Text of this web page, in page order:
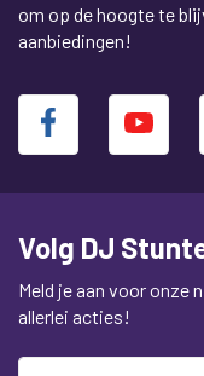
om op de hoogte te
aanbiedingen!
Volg DJ
Meld je aan voor onze
allerlei acties!
Abonneer